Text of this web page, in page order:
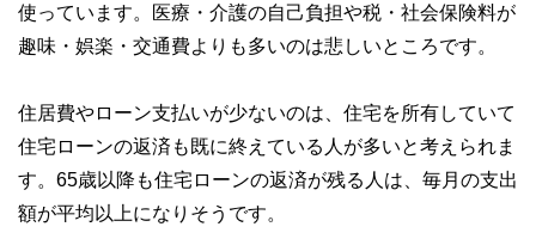
使っています。医療・介護の自己負担や税・社会保険料が
趣味・娯楽・交通費よりも多いのは悲しいところです。
住居費やローン支払いが少ないのは、住宅を所有していて
住宅ローンの返済も既に終えている人が多いと考えられま
す。65歳以降も住宅ローンの返済が残る人は、毎月の支出
額が平均以上になりそうです。